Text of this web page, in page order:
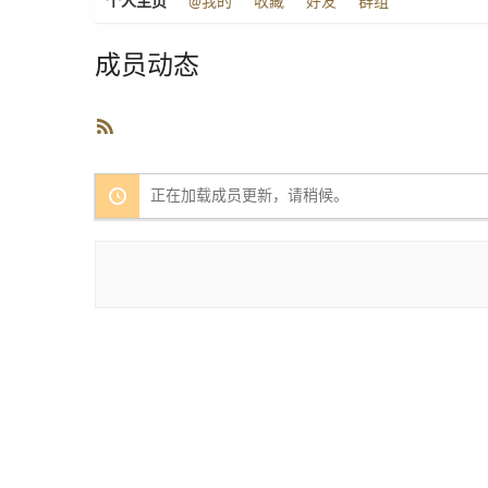
成员动态
正在加载成员更新，请稍候。